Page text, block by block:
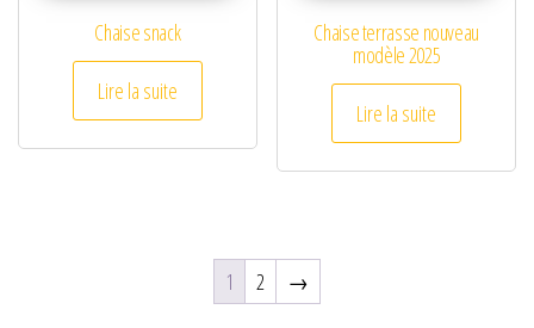
Chaise snack
Lire la suite
Chaise terrasse nouveau
modèle 2025
Lire la suite
1 2 →